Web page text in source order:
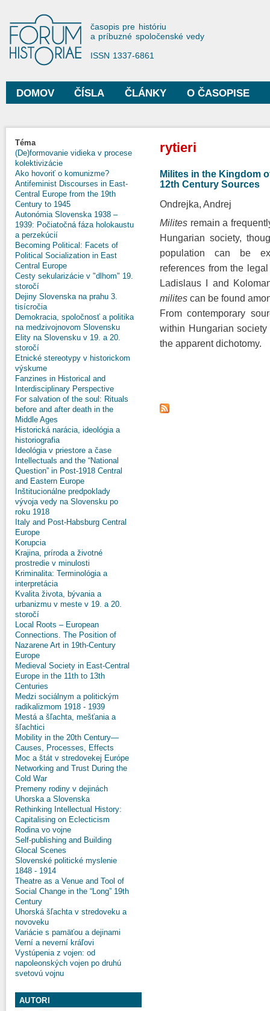
Forum Historiae
časopis pre históriu
a príbuzné spoločenské vedy
ISSN 1337-6861
Hlavné menu
DOMOV ČÍSLA ČLÁNKY O ČASOPISE
Nachádzate sa tu
Téma
(De)formovanie vidieka v procese
kolektivizácie
Ako hovoriť o komunizme?
Antifeminist Discourses in East-
Central Europe from the 19th
Century to 1945
Autonómia Slovenska 1938 –
1939: Počiatočná fáza holokaustu
a perzekúcií
Becoming Political: Facets of
Political Socialization in East
Central Europe
Cesty sekularizácie v "dlhom" 19.
storočí
Dejiny Slovenska na prahu 3.
tisícročia
Demokracia, spoločnosť a politika
na medzivojnovom Slovensku
Elity na Slovensku v 19. a 20.
storočí
Etnické stereotypy v historickom
výskume
Fanzines in Historical and
Interdisciplinary Perspective
For salvation of the soul: Rituals
before and after death in the
Middle Ages
Historická narácia, ideológia a
historiografia
Ideológia v priestore a čase
Intellectuals and the “National
Question” in Post-1918 Central
and Eastern Europe
Inštitucionálne predpoklady
vývoja vedy na Slovensku po
roku 1918
Italy and Post-Habsburg Central
Europe
Korupcia
Krajina, príroda a životné
prostredie v minulosti
Kriminalita: Terminológia a
interpretácia
Kvalita života, bývania a
urbanizmu v meste v 19. a 20.
storočí
Local Roots – European
Connections. The Position of
Nazarene Art in 19th-Century
Europe
Medieval Society in East-Central
Europe in the 11th to 13th
Centuries
Medzi sociálnym a politickým
radikalizmom 1918 - 1939
Mestá a šľachta, mešťania a
šľachtici
Mobility in the 20th Century—
Causes, Processes, Effects
Moc a štát v stredovekej Európe
Networking and Trust During the
Cold War
Premeny rodiny v dejinách
Uhorska a Slovenska
Rethinking Intellectual History:
Capitalising on Eclecticism
Rodina vo vojne
Self-publishing and Building
Glocal Scenes
Slovenské politické myslenie
1848 - 1914
Theatre as a Venue and Tool of
Social Change in the “Long” 19th
Century
Uhorská šľachta v stredoveku a
novoveku
Variácie s pamäťou a dejinami
Verní a neverní kráľovi
Vystúpenia z vojen: od
napoleonských vojen po druhú
svetovú vojnu
AUTORI
rytieri
Milites in the Kingdom
12th Century Sources
Ondrejka, Andrej
Milites remain a
Hungarian society,
population can be
references from the
Ladislaus I and
milites can be found
From contemporary
within Hungarian
the apparent dichotomy.